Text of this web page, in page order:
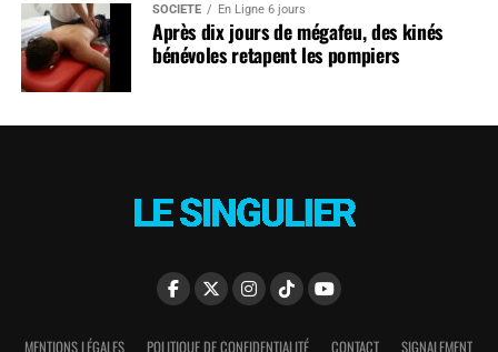
SOCIÉTÉ En Ligne 6 jours
Après dix jours de mégafeu, des kinés
bénévoles retapent les pompiers
MENTIONS LÉGALES POLITIQUE DE CONFIDENTIALITÉ CONTACT SIGNALEMENT